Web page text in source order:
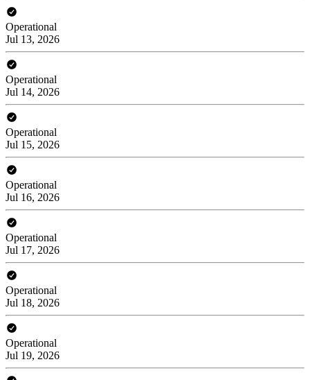
Operational
Jul 13, 2026
Operational
Jul 14, 2026
Operational
Jul 15, 2026
Operational
Jul 16, 2026
Operational
Jul 17, 2026
Operational
Jul 18, 2026
Operational
Jul 19, 2026